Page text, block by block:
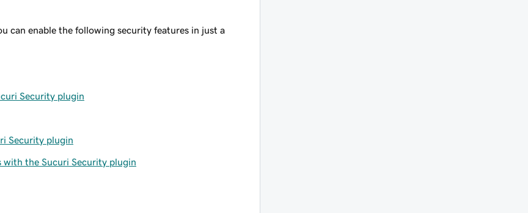
can enable the following security features in just a
Security plugin
Security plugin
with the Sucuri Security plugin